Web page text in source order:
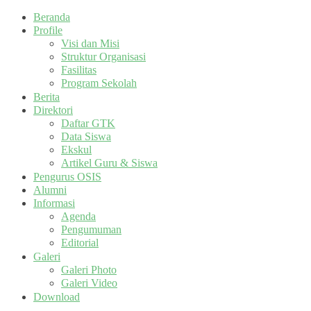
Beranda
Profile
Visi dan Misi
Struktur Organisasi
Fasilitas
Program Sekolah
Berita
Direktori
Daftar GTK
Data Siswa
Ekskul
Artikel Guru & Siswa
Pengurus OSIS
Alumni
Informasi
Agenda
Pengumuman
Editorial
Galeri
Galeri Photo
Galeri Video
Download